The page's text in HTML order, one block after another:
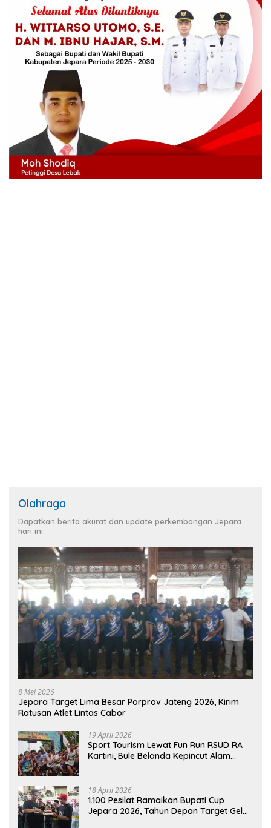
Olahraga
Dapatkan berita akurat dan update perkembangan Jepara
hari ini.
8 Mei 2026
Jepara Target Lima Besar Porprov Jateng 2026, Kirim
Ratusan Atlet Lintas Cabor
19 April 2026
Sport Tourism Lewat Fun Run RSUD RA
Kartini, Bule Belanda Kepincut Alam
18 April 2026
1.100 Pesilat Ramaikan Bupati Cup
Jepara 2026, Tahun Depan Target Gelar